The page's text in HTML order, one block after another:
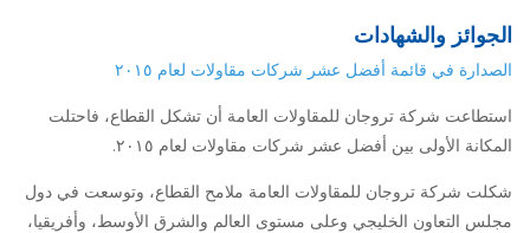
الجوائز والشهادات
الصدارة في قائمة أفضل عشر شركات مقاولات لعام ٢٠١٥
استطاعت شركة تروجان للمقاولات العامة أن تشكل القطاع، فاحتلت
المكانة الأولى بين أفضل عشر شركات مقاولات لعام ٢٠١٥.
شكلت شركة تروجان للمقاولات العامة ملامح القطاع، وتوسعت في دول
مجلس التعاون الخليجي وعلى مستوى العالم والشرق الأوسط، وأفريقيا،